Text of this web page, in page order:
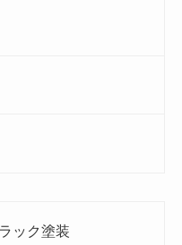
ック塗装